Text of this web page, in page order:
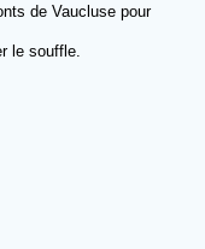
de Vaucluse pour
le souffle.